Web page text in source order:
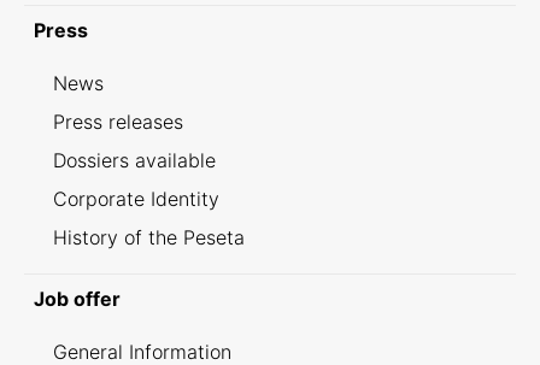
Press
News
Press releases
Dossiers available
Corporate Identity
History of the Peseta
Job offer
General Information